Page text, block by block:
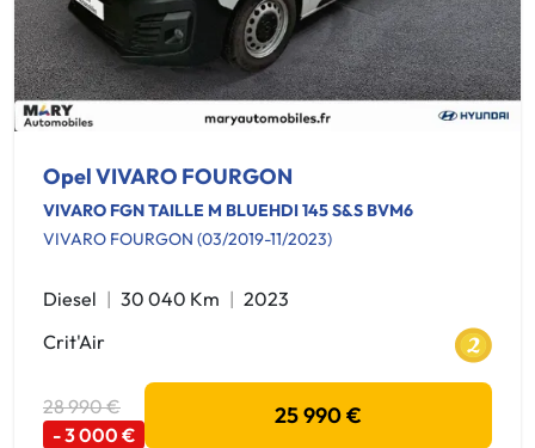
Opel VIVARO FOURGON
VIVARO FGN TAILLE M BLUEHDI 145 S&S BVM6
VIVARO FOURGON (03/2019-11/2023)
Diesel 30 040 Km
2023
Crit'Air
28 990 €
- 3 000 €
25 990 €